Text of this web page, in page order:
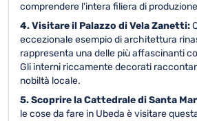
comprendere l'intera filiera di
4. Visitare il Palazzo di Vela Zanetti:
eccezionale esempio di architettura
rappresenta una delle più affascinanti
Gli interni riccamente decorati
nobiltà locale.
5. Scoprire la Cattedrale di Santa
le cose da fare in Ubeda è visitare